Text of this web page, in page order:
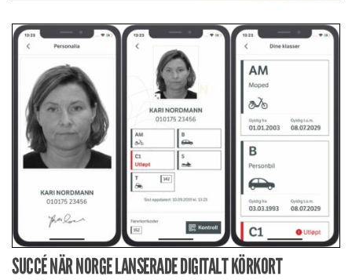
SUCCÉ NÄR NORGE LANSERADE DIGITALT KÖRKORT